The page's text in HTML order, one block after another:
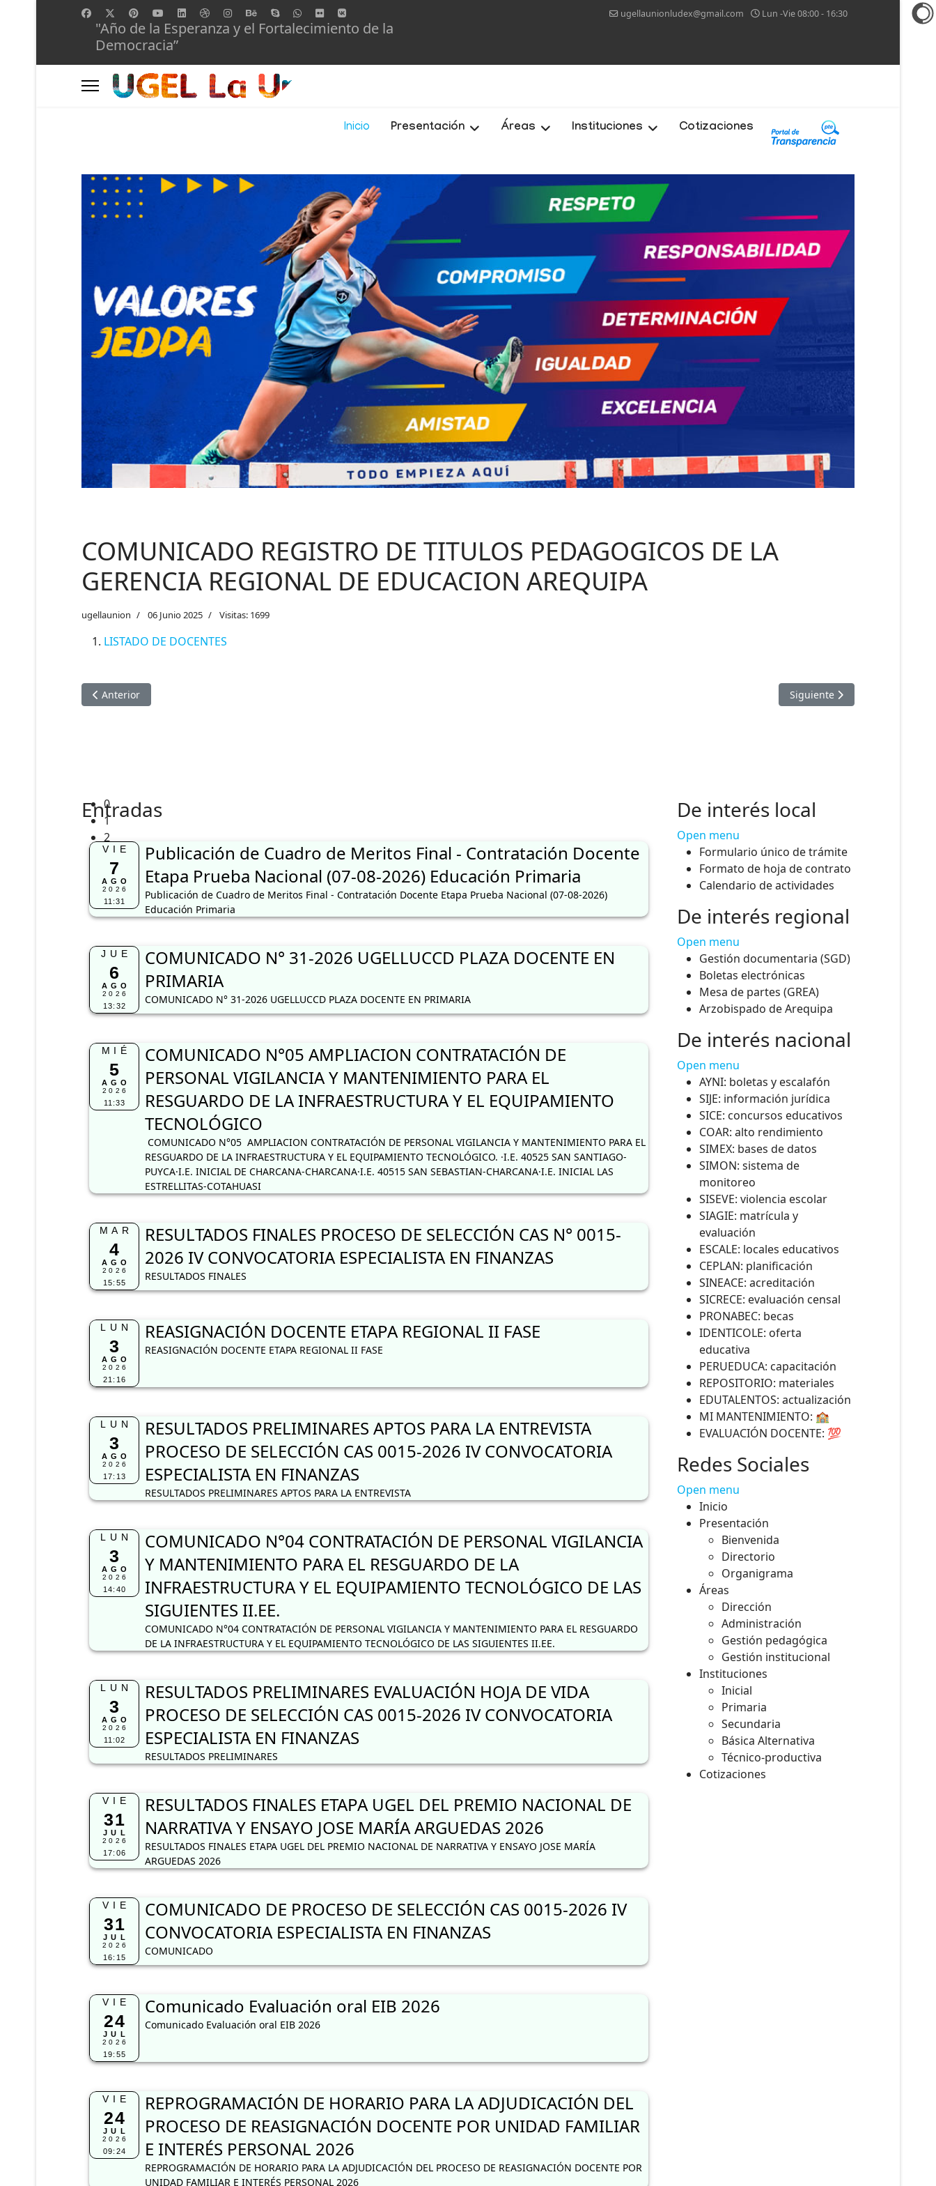
"Año de la Esperanza y el Fortalecimiento de la
Democracia”
ugellaunionludex@gmail.com Lun -Vie 08:00 - 16:30
Inicio Presentación Áreas Instituciones Cotizaciones
0
1
2
COMUNICADO REGISTRO DE TITULOS PEDAGOGICOS DE LA
GERENCIA REGIONAL DE EDUCACION AREQUIPA
ugellaunion 06 Junio 2025 Visitas: 1699
LISTADO DE DOCENTES
Artículo anterior: RELACION DE APTOS Y LOS QUE FALTAN REGISTRASE EN PERUEDUCA PARA LA EVALUACION DE LENGUA ORIGINARIA
Anterior Artículo siguiente:
Siguiente
Entradas
VIE
7
AGO
2026
11:31
Publicación de Cuadro de Meritos Final - Contratación Docente
Etapa Prueba Nacional (07-08-2026) Educación Primaria
Publicación de Cuadro de Meritos Final - Contratación Docente Etapa Prueba Nacional (07-08-2026)
Educación Primaria
JUE
6
AGO
2026
13:32
COMUNICADO N° 31-2026 UGELLUCCD PLAZA DOCENTE EN
PRIMARIA
COMUNICADO N° 31-2026 UGELLUCCD PLAZA DOCENTE EN PRIMARIA
MIÉ
5
AGO
2026
11:33
COMUNICADO N°05 AMPLIACION CONTRATACIÓN DE
PERSONAL VIGILANCIA Y MANTENIMIENTO PARA EL
RESGUARDO DE LA INFRAESTRUCTURA Y EL EQUIPAMIENTO
TECNOLÓGICO
COMUNICADO N°05 AMPLIACION CONTRATACIÓN DE PERSONAL VIGILANCIA Y MANTENIMIENTO PARA EL
RESGUARDO DE LA INFRAESTRUCTURA Y EL EQUIPAMIENTO TECNOLÓGICO. ·I.E. 40525 SAN SANTIAGO-
PUYCA·I.E. INICIAL DE CHARCANA-CHARCANA·I.E. 40515 SAN SEBASTIAN-CHARCANA·I.E. INICIAL LAS
ESTRELLITAS-COTAHUASI
MAR
4
AGO
2026
15:55
RESULTADOS FINALES PROCESO DE SELECCIÓN CAS N° 0015-
2026 IV CONVOCATORIA ESPECIALISTA EN FINANZAS
RESULTADOS FINALES
LUN
3
AGO
2026
21:16
REASIGNACIÓN DOCENTE ETAPA REGIONAL II FASE
REASIGNACIÓN DOCENTE ETAPA REGIONAL II FASE
LUN
3
AGO
2026
17:13
RESULTADOS PRELIMINARES APTOS PARA LA ENTREVISTA
PROCESO DE SELECCIÓN CAS 0015-2026 IV CONVOCATORIA
ESPECIALISTA EN FINANZAS
RESULTADOS PRELIMINARES APTOS PARA LA ENTREVISTA
LUN
3
AGO
2026
14:40
COMUNICADO N°04 CONTRATACIÓN DE PERSONAL VIGILANCIA
Y MANTENIMIENTO PARA EL RESGUARDO DE LA
INFRAESTRUCTURA Y EL EQUIPAMIENTO TECNOLÓGICO DE LAS
SIGUIENTES II.EE.
COMUNICADO N°04 CONTRATACIÓN DE PERSONAL VIGILANCIA Y MANTENIMIENTO PARA EL RESGUARDO
DE LA INFRAESTRUCTURA Y EL EQUIPAMIENTO TECNOLÓGICO DE LAS SIGUIENTES II.EE.
LUN
3
AGO
2026
11:02
RESULTADOS PRELIMINARES EVALUACIÓN HOJA DE VIDA
PROCESO DE SELECCIÓN CAS 0015-2026 IV CONVOCATORIA
ESPECIALISTA EN FINANZAS
RESULTADOS PRELIMINARES
VIE
31
JUL
2026
17:06
RESULTADOS FINALES ETAPA UGEL DEL PREMIO NACIONAL DE
NARRATIVA Y ENSAYO JOSE MARÍA ARGUEDAS 2026
RESULTADOS FINALES ETAPA UGEL DEL PREMIO NACIONAL DE NARRATIVA Y ENSAYO JOSE MARÍA
ARGUEDAS 2026
VIE
31
JUL
2026
16:15
COMUNICADO DE PROCESO DE SELECCIÓN CAS 0015-2026 IV
CONVOCATORIA ESPECIALISTA EN FINANZAS
COMUNICADO
VIE
24
JUL
2026
19:55
Comunicado Evaluación oral EIB 2026
Comunicado Evaluación oral EIB 2026
VIE
24
JUL
2026
09:24
REPROGRAMACIÓN DE HORARIO PARA LA ADJUDICACIÓN DEL
PROCESO DE REASIGNACIÓN DOCENTE POR UNIDAD FAMILIAR
E INTERÉS PERSONAL 2026
REPROGRAMACIÓN DE HORARIO PARA LA ADJUDICACIÓN DEL PROCESO DE REASIGNACIÓN DOCENTE POR
UNIDAD FAMILIAR E INTERÉS PERSONAL 2026
De interés local
Open menu
Formulario único de trámite
Formato de hoja de contrato
Calendario de actividades
De interés regional
Open menu
Gestión documentaria (SGD)
Boletas electrónicas
Mesa de partes (GREA)
Arzobispado de Arequipa
De interés nacional
Open menu
AYNI: boletas y escalafón
SIJE: información jurídica
SICE: concursos educativos
COAR: alto rendimiento
SIMEX: bases de datos
SIMON: sistema de
monitoreo
SISEVE: violencia escolar
SIAGIE: matrícula y
evaluación
ESCALE: locales educativos
CEPLAN: planificación
SINEACE: acreditación
SICRECE: evaluación censal
PRONABEC: becas
IDENTICOLE: oferta
educativa
PERUEDUCA: capacitación
REPOSITORIO: materiales
EDUTALENTOS: actualización
MI MANTENIMIENTO: 🏫
EVALUACIÓN DOCENTE: 💯
Redes Sociales
Open menu
Inicio
Presentación
Bienvenida
Directorio
Organigrama
Áreas
Dirección
Administración
Gestión pedagógica
Gestión institucional
Instituciones
Inicial
Primaria
Secundaria
Básica Alternativa
Técnico-productiva
Cotizaciones